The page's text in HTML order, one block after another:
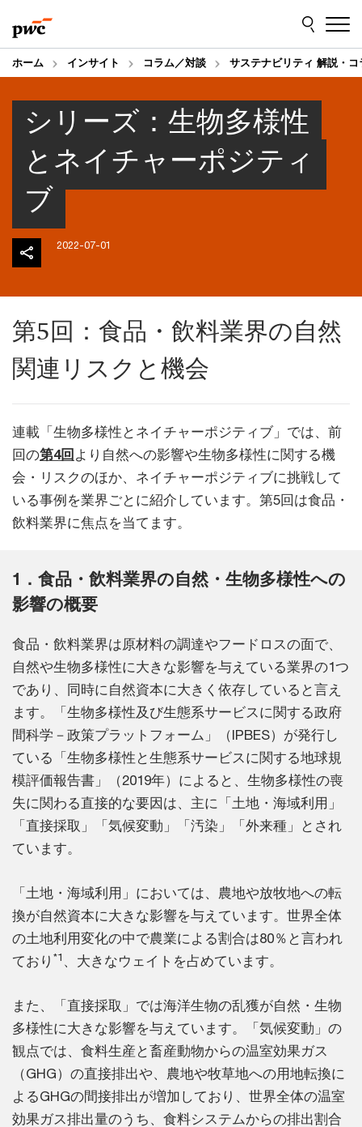
to
content
to
footer
ホーム インサイト コラム／対談 サステナビリティ 解説・コ
シリーズ：生物多様性
とネイチャーポジティ
ブ
2022-07-01
第5回：食品・飲料業界の自然
関連リスクと機会
連載「生物多様性とネイチャーポジティブ」では、前
回の第4回 より自然への影響や生物多様性に関する機
会・リスクのほか、ネイチャーポジティブに挑戦して
いる事例を業界ごとに紹介しています。第5回は食品・
飲料業界に焦点を当てます。
1．食品・飲料業界の自然・生物多様性への
影響の概要
食品・飲料業界は原材料の調達やフードロスの面で、
自然や生物多様性に大きな影響を与えている業界の1つ
であり、同時に自然資本に大きく依存していると言え
ます。「生物多様性及び生態系サービスに関する政府
間科学－政策プラットフォーム」（IPBES）が発行し
ている「生物多様性と生態系サービスに関する地球規
模評価報告書」（2019年）によると、生物多様性の喪
失に関わる直接的な要因は、主に「土地・海域利用」
「直接採取」「気候変動」「汚染」「外来種」とされ
ています。
「土地・海域利用」においては、農地や放牧地への転
換が自然資本に大きな影響を与えています。世界全体
の土地利用変化の中で農業による割合は80％と言われ
ており *1 、大きなウェイトを占めています。
また、「直接採取」では海洋生物の乱獲が自然・生物
多様性に大きな影響を与えています。「気候変動」の
観点では、食料生産と畜産動物からの温室効果ガス
（GHG）の直接排出や、農地や牧草地への用地転換に
よるGHGの間接排出が増加しており、世界全体の温室
効果ガス排出量のうち、食料システムからの排出割合